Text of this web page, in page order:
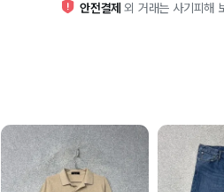
안전결제 외 거래는 사기피해